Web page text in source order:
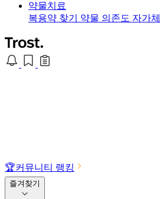
약물치료
복용약 찾기 약물 의존도 자가
🏆커뮤니티 랭킹
즐겨찾기